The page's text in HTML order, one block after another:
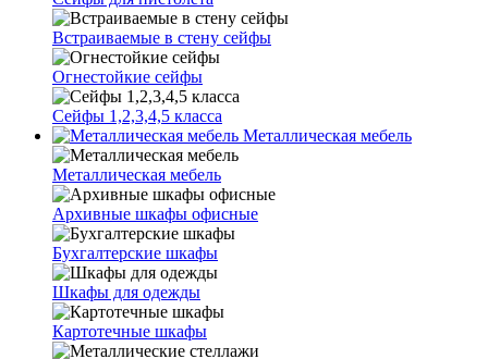
Встраиваемые в стену сейфы
Огнестойкие сейфы
Сейфы 1,2,3,4,5 класса
Металлическая мебель
Металлическая мебель
Архивные шкафы офисные
Бухгалтерские шкафы
Шкафы для одежды
Картотечные шкафы